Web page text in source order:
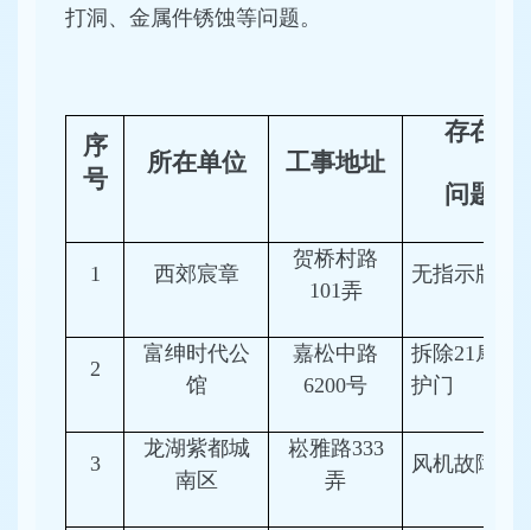
打洞、金属件锈蚀等问题。
序
号
所在单位 工事地址
存在
问题
1 西郊宸章
贺桥村路
101弄
无指示牌
2
富绅时代公
馆
嘉松中路
6200号
拆除21扇防
护门
3
龙湖紫都城
南区
崧雅路333
弄
风机故障